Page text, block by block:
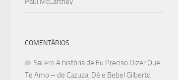
COMENTÁRIOS
Sal em A história de Eu Preciso Dizer Que
Te Amo – de Cazuza, Dé e Bebel Gilberto